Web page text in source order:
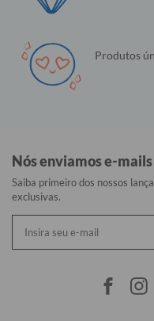
Produtos
Nós enviamos e-
Saiba primeiro dos nossos
exclusivas.